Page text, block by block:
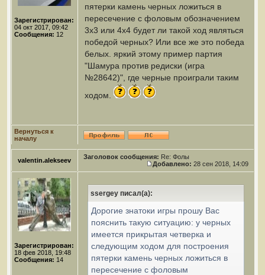
Зарегистрирован:
04 окт 2017, 09:42
Сообщения: 12
пятерки камень черных ложиться в
пересечение с фоловым обозначением
3х3 или 4х4 будет ли такой ход являться
победой черных? Или все же это победа
белых. яркий этому пример партия
"Шамура против редиски (игра
№28642)", где черные проиграли таким
ходом.
Вернуться к
началу
valentin.alekseev Заголовок сообщения: Re: Фолы
Добавлено: 28 сен 2018, 14:09
Зарегистрирован:
18 фев 2018, 19:48
Сообщения: 14
ssergey писал(а):
Дорогие знатоки игры прошу Вас
пояснить такую ситуацию: у черных
имеется прикрытая четверка и
следующим ходом для построения
пятерки камень черных ложиться в
пересечение с фоловым